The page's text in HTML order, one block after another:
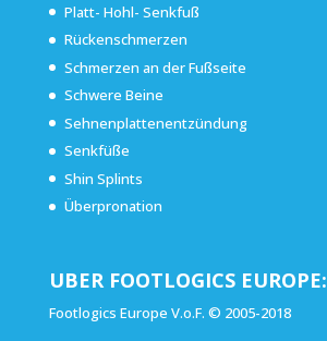
Platt- Hohl- Senkfuß
Rückenschmerzen
Schmerzen an der Fußseite
Schwere Beine
Sehnenplattenentzündung
Senkfüße
Shin Splints
Überpronation
UBER FOOTLOGICS EUROPE:
Footlogics Europe V.o.F. © 2005-2018